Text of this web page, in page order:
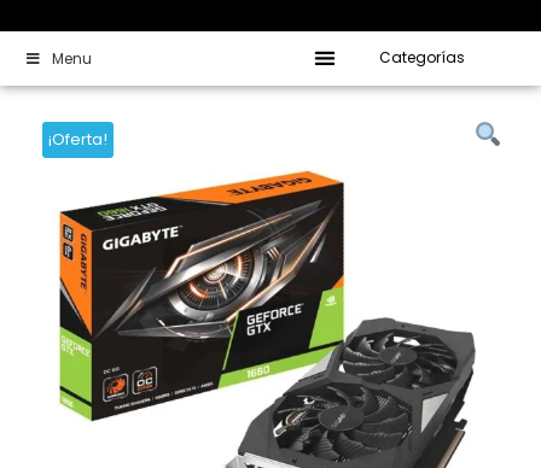
Menu Categorías
¡Oferta!